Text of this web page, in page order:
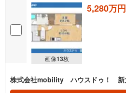
画像13枚
5,280万円
株式会社mobility ハウスドゥ！ 新